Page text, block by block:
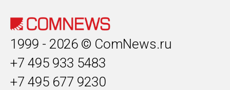
1999 - 2026 © ComNews.ru
+7 495 933 5483
+7 495 677 9230